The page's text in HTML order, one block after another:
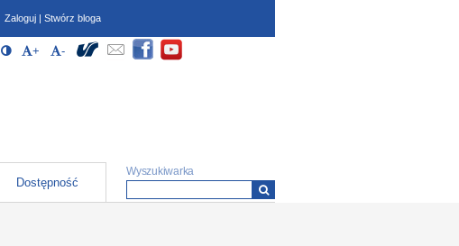
Dostępność
Formularz wyszukiwania
Wyszukiwarka
Zaloguj | Stwórz bloga
Opcje dostępności (wymagają
Włącz/Wyłącz Wysoki kontrast
+ Powiększ czcionkę
- Zmniejsz czcionkę
Społeczności